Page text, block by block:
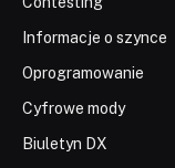
Informacje o szynce
Oprogramowanie
Cyfrowe mody
Biuletyn DX